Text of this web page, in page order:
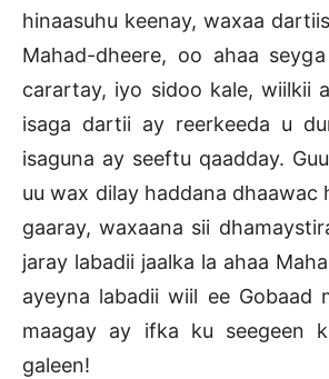
hinaasuhu keenay, waxaa
Mahad-dheere, oo ahaa
carartay, iyo sidoo kale, wiilkii
isaga dartii ay reerkeeda u
isaguna ay seeftu qaadday.
uu wax dilay haddana dhaawac
gaaray, waxaana sii
jaray labadii jaalka la ahaa
ayeyna labadii wiil ee Gobaad
maagay ay ifka ku seegeen
galeen!